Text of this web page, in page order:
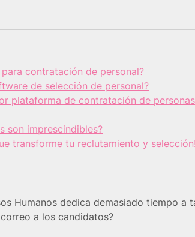
para contratación de personal?
de selección de personal?
plataforma de contratación de
son imprescindibles?
transforme tu reclutamiento y selección!
Humanos dedica demasiado tiempo a
a los candidatos?